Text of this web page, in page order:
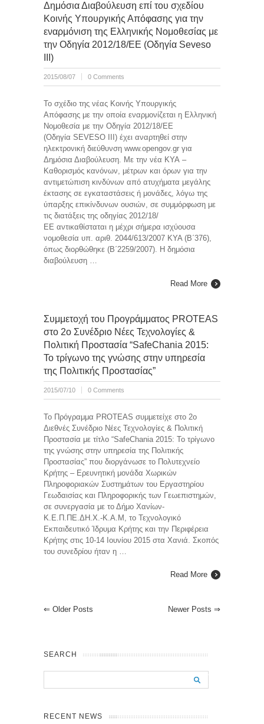
Δημόσια Διαβούλευση επί του σχεδίου
Κοινής Υπουργικής Απόφασης για την
εναρμόνιση της Ελληνικής Νομοθεσίας με
την Οδηγία 2012/18/ΕΕ (Οδηγία Seveso
III)
2015/08/07 0 Comments
Το σχέδιο της νέας Κοινής Υπουργικής
Απόφασης με την οποία εναρμονίζεται η Ελληνική
Νομοθεσία με την Οδηγία 2012/18/ΕΕ
(Οδηγία SEVESO III) έχει αναρτηθεί στην
ηλεκτρονική διεύθυνση www.opengov.gr για
Δημόσια Διαβούλευση. Με την νέα ΚΥΑ –
Καθορισμός κανόνων, μέτρων και όρων για την
αντιμετώπιση κινδύνων από ατυχήματα μεγάλης
έκτασης σε εγκαταστάσεις ή μονάδες, λόγω της
ύπαρξης επικίνδυνων ουσιών, σε συμμόρφωση με
τις διατάξεις της οδηγίας 2012/18/
ΕΕ αντικαθίσταται η μέχρι σήμερα ισχύουσα
νομοθεσία υπ. αριθ. 2044/613/2007 ΚΥΑ (Β΄376),
όπως διορθώθηκε (Β΄2259/2007). Η δημόσια
διαβούλευση …
Read More
Συμμετοχή του Προγράμματος PROTEAS
στο 2ο Συνέδριο Νέες Τεχνολογίες &
Πολιτική Προστασία “SafeChania 2015:
Το τρίγωνο της γνώσης στην υπηρεσία
της Πολιτικής Προστασίας”
2015/07/10 0 Comments
Το Πρόγραμμα PROTEAS συμμετείχε στο 2ο
Διεθνές Συνέδριο Νέες Τεχνολογίες & Πολιτική
Προστασία με τίτλο “SafeChania 2015: Το τρίγωνο
της γνώσης στην υπηρεσία της Πολιτικής
Προστασίας” που διοργάνωσε το Πολυτεχνείο
Κρήτης – Ερευνητική μονάδα Χωρικών
Πληροφοριακών Συστημάτων του Εργαστηρίου
Γεωδαισίας και Πληροφορικής των Γεωεπιστημών,
σε συνεργασία με το Δήμο Χανίων-
Κ.Ε.Π.ΠΕ.ΔΗ.Χ.-Κ.Α.Μ, το Τεχνολογικό
Εκπαιδευτικό Ίδρυμα Κρήτης και την Περιφέρεια
Κρήτης στις 10-14 Ιουνίου 2015 στα Χανιά. Σκοπός
του συνεδρίου ήταν η …
Read More
⇐ Older Posts Newer Posts ⇒
SEARCH
RECENT NEWS